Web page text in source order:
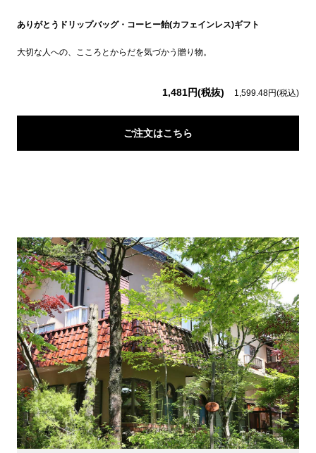
ありがとうドリップバッグ・コーヒー飴(カフェインレス)ギフト
大切な人への、こころとからだを気づかう贈り物。
1,481円(税抜) 1,599.48円(税込)
ご注文はこちら